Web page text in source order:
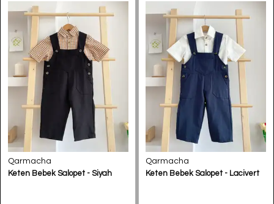
Qarmacha
Keten Bebek Salopet - Siyah
Qarmacha
Keten Bebek Salopet - Lacivert